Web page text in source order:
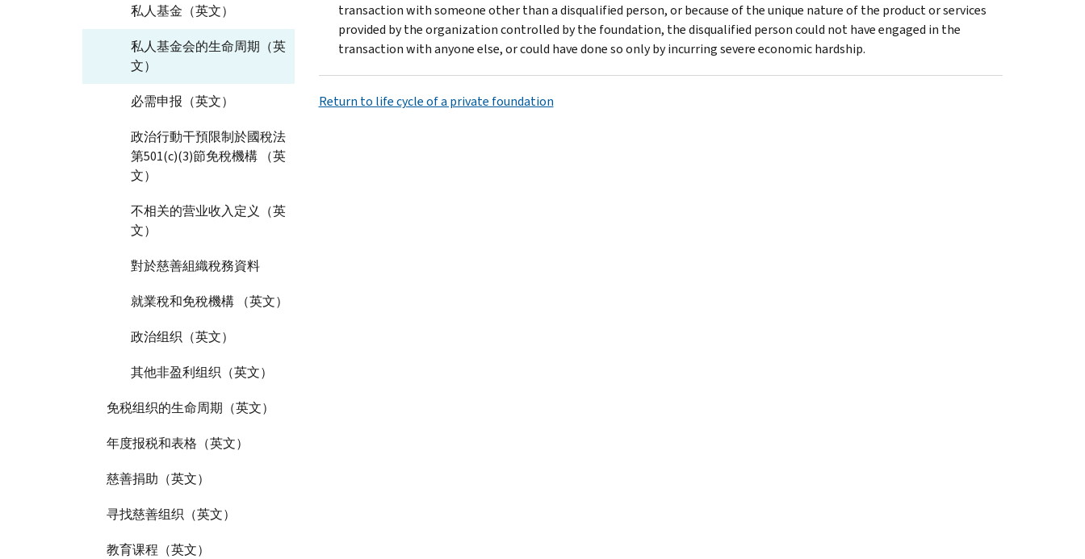
私人基金（英文）
私人基金会的生命周期（英
文）
必需申报（英文）
政治行動干預限制於國稅法
第501(c)(3)節免稅機構 （英
文）
不相关的营业收入定义（英
文）
對於慈善組織稅務資料
就業稅和免稅機構 （英文）
政治组织（英文）
其他非盈利组织（英文）
免税组织的生命周期（英文）
年度报税和表格（英文）
慈善捐助（英文）
寻找慈善组织（英文）
教育课程（英文）
transaction with someone other than a disqualified person, or because of the unique nature of the product or services
provided by the organization controlled by the foundation, the disqualified person could not have engaged in the
transaction with anyone else, or could have done so only by incurring severe economic hardship.
Return to life cycle of a private foundation